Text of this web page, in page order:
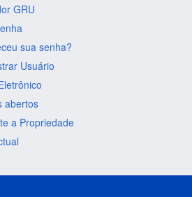
GRU
sua senha?
Usuário
abertos
a Propriedade